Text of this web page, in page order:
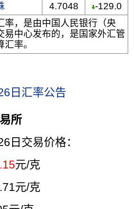
4.7048
-129.0
率，是由中国人民银行（央
易中心发布的，是国家外汇管
率。
日汇率公告
所
日交易价格：
元/克
元/克